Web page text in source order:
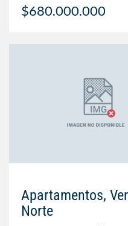
$680.000.000
Apartamentos,
Norte